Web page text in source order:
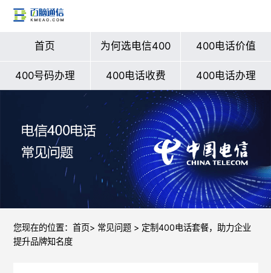
首页 为何选电信400 400电话价值
400号码办理 400电话收费 400电话办理
您现在的位置： 首页> 常见问题> 定制400电话套餐，助力企业
提升品牌知名度